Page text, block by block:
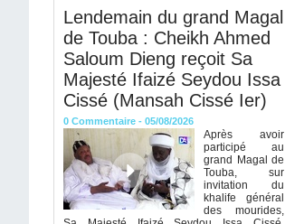
Lendemain du grand Magal
de Touba : Cheikh Ahmed
Saloum Dieng reçoit Sa
Majesté Ifaizé Seydou Issa
Cissé (Mansah Cissé Ier)
0 Commentaire - 05/08/2026
Après avoir
participé au
grand Magal de
Touba, sur
invitation du
khalife général
des mourides,